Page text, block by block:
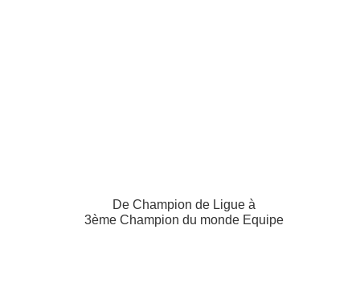
De Champion de Ligue à
3ème Champion du monde Equipe